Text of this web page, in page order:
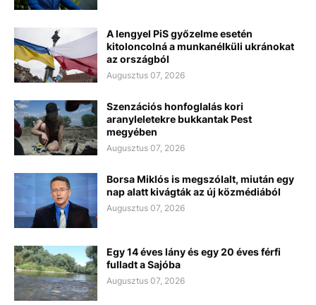
A lengyel PiS győzelme esetén
kitoloncolná a munkanélküli ukránokat
az országból
Augusztus 07, 2026
Szenzációs honfoglalás kori
aranyleletekre bukkantak Pest
megyében
Augusztus 07, 2026
Borsa Miklós is megszólalt, miután egy
nap alatt kivágták az új közmédiából
Augusztus 07, 2026
Egy 14 éves lány és egy 20 éves férfi
fulladt a Sajóba
Augusztus 07, 2026